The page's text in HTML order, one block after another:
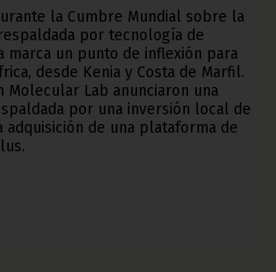
la Cumbre Mundial sobre la
por tecnología de
marca un punto de inflexión para
desde Kenia y Costa de Marfil.
Molecular Lab anunciaron una
por una inversión local de
de una plataforma de